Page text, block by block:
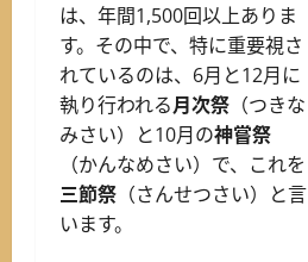
は、年間1,500回以上ありま
す。その中で、特に重要視さ
れているのは、6月と12月に
執り行われる月次祭 （つきな
みさい）と10月の神嘗祭
（かんなめさい）で、これを
三節祭 （さんせつさい）と言
います。